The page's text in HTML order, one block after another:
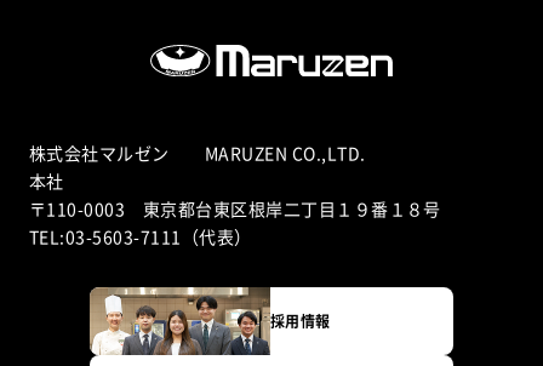
株式会社マルゼン MARUZEN CO.,LTD.
本社
〒110-0003 東京都台東区根岸二丁目１９番１８号
TEL:03-5603-7111（代表）
採用情報